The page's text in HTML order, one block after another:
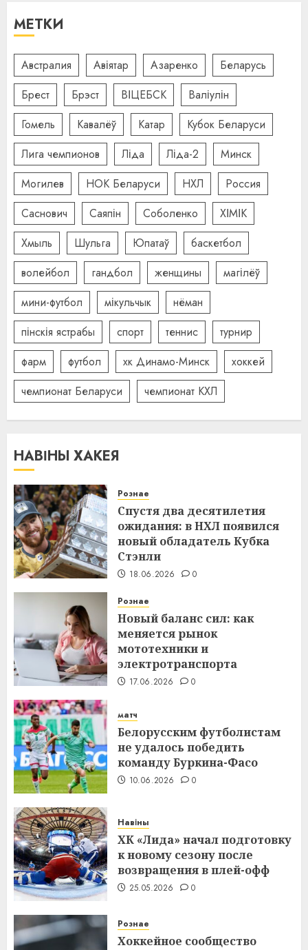
МЕТКИ
Австралия Авіятар Азаренко
Беларусь
Брест
Брэст ВІЦЕБСК
Валіулін
Гомель
Кавалёў Катар
Кубок Беларуси
Лига чемпионов
Ліда Ліда-2
Минск
Могилев
НОК Беларуси НХЛ
Россия
Саснович
Саяпін Соболенко
ХІМІК
Хмыль
Шульга Юпатаў
баскетбол
волейбол
гандбол женщины
магілёў
мини-футбол
мікульчык
нёман
пінскія ястрабы
спорт теннис
турнир
фарм
футбол хк Динамо-Минск
хоккей
чемпионат Беларуси
чемпионат КХЛ
НАВІНЫ ХАКЕЯ
Рознае
Спустя два десятилетия
ожидания: в НХЛ появился
новый обладатель Кубка
Стэнли
18.06.2026 0
Рознае
Новый баланс сил: как
меняется рынок
мототехники и
электротранспорта
17.06.2026 0
матч
Белорусским футболистам
не удалось победить
команду Буркина-Фасо
10.06.2026 0
Навіны
ХК «Лида» начал подготовку
к новому сезону после
возвращения в плей-офф
25.05.2026 0
Рознае
Хоккейное сообщество